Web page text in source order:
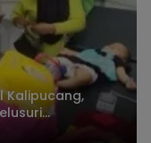
Kalipucang,